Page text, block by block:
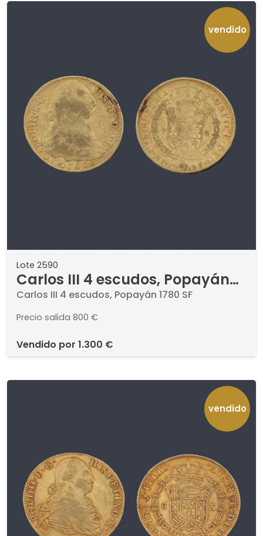
vendido
Lote 2590
Carlos III 4 escudos, Popayán
1780 SF
Carlos III 4 escudos, Popayán 1780 SF
Precio salida 800 €
vendido por 1.300 €
vendido